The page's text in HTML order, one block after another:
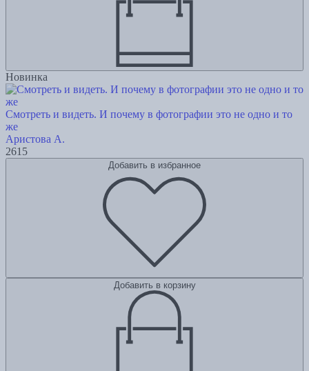
Новинка
Смотреть и видеть. И почему в фотографии это не одно и то
же
Аристова А.
2615
Добавить в избранное
Добавить в корзину